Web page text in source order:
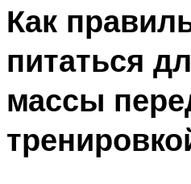
Как
питаться
массы